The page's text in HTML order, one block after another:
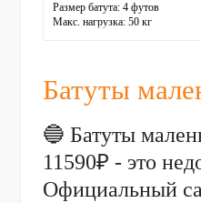
Размер батута: 4 футов
Макс. нагрузка: 50 кг
Батуты
🔵 Батуты
11590₽ - это
Официальный